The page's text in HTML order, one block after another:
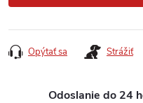
Opýtať sa Strážiť
Odoslanie do 24